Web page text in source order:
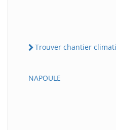
Trouver chantier
NAPOULE